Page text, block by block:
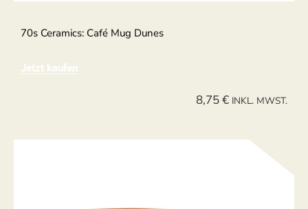
70s Ceramics: Café Mug Dunes
Jetzt kaufen
8,75€ INKL. MWST.